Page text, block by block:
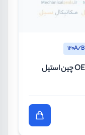
سیل مکانیکی فیبر و فنر نافی 120A برند OE چین استیل